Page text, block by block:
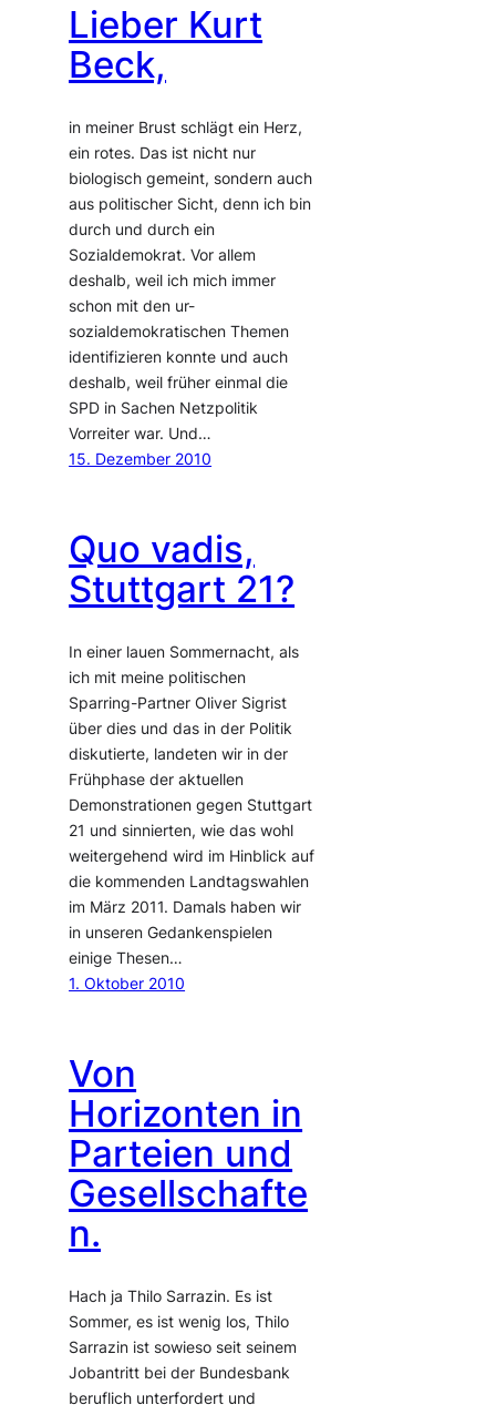
Lieber Kurt
Beck,
in meiner Brust schlägt ein Herz,
ein rotes. Das ist nicht nur
biologisch gemeint, sondern auch
aus politischer Sicht, denn ich bin
durch und durch ein
Sozialdemokrat. Vor allem
deshalb, weil ich mich immer
schon mit den ur-
sozialdemokratischen Themen
identifizieren konnte und auch
deshalb, weil früher einmal die
SPD in Sachen Netzpolitik
Vorreiter war. Und…
15. Dezember 2010
Quo vadis,
Stuttgart 21?
In einer lauen Sommernacht, als
ich mit meine politischen
Sparring-Partner Oliver Sigrist
über dies und das in der Politik
diskutierte, landeten wir in der
Frühphase der aktuellen
Demonstrationen gegen Stuttgart
21 und sinnierten, wie das wohl
weitergehend wird im Hinblick auf
die kommenden Landtagswahlen
im März 2011. Damals haben wir
in unseren Gedankenspielen
einige Thesen…
1. Oktober 2010
Von
Horizonten in
Parteien und
Gesellschafte
n.
Hach ja Thilo Sarrazin. Es ist
Sommer, es ist wenig los, Thilo
Sarrazin ist sowieso seit seinem
Jobantritt bei der Bundesbank
beruflich unterfordert und